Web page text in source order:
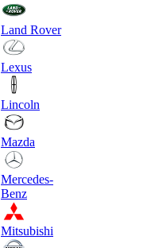
Land Rover
Lexus
Lincoln
Mazda
Mercedes-
Benz
Mitsubishi